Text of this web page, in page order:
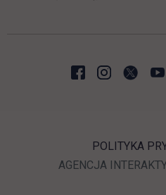
POLITYKA
AGENCJA